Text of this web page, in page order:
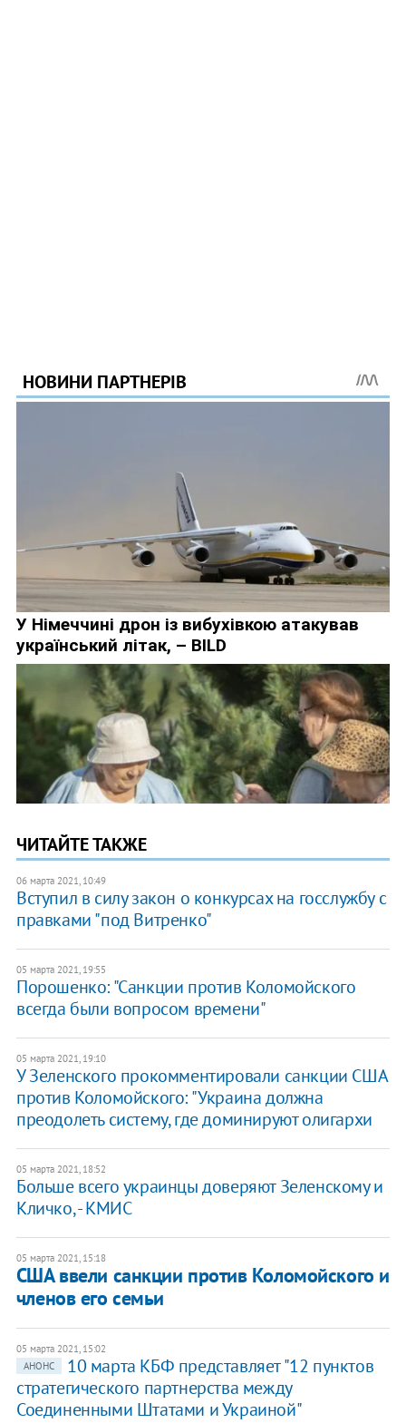
ЧИТАЙТЕ ТАКЖЕ
06 марта 2021, 10:49
Вступил в силу закон о конкурсах на госслужбу с
правками "под Витренко"
05 марта 2021, 19:55
Порошенко: "Санкции против Коломойского
всегда были вопросом времени"
05 марта 2021, 19:10
У Зеленского прокомментировали санкции США
против Коломойского: "Украина должна
преодолеть систему, где доминируют олигархи
05 марта 2021, 18:52
Больше всего украинцы доверяют Зеленскому и
Кличко, - КМИС
05 марта 2021, 15:18
США ввели санкции против Коломойского и
членов его семьи
05 марта 2021, 15:02
АНОНС
10 марта КБФ представляет "12 пунктов
стратегического партнерства между
Соединенными Штатами и Украиной"